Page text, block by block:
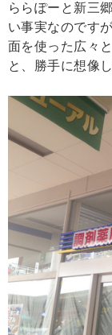
ららぽーと新三
い事実なのです
面を使った広々
と、勝手に想像